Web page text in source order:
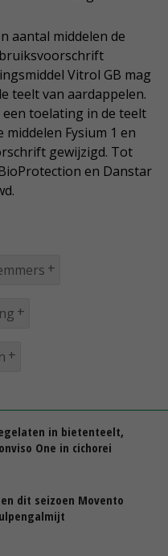
aantal middelen de
Vitrol GB mag
teelt van aardappelen.
toelating in de teelt
Fysium 1 en
gewijzigd. Tot
en Danstar
in bietenteelt,
One in cichorei
dit seizoen Movento